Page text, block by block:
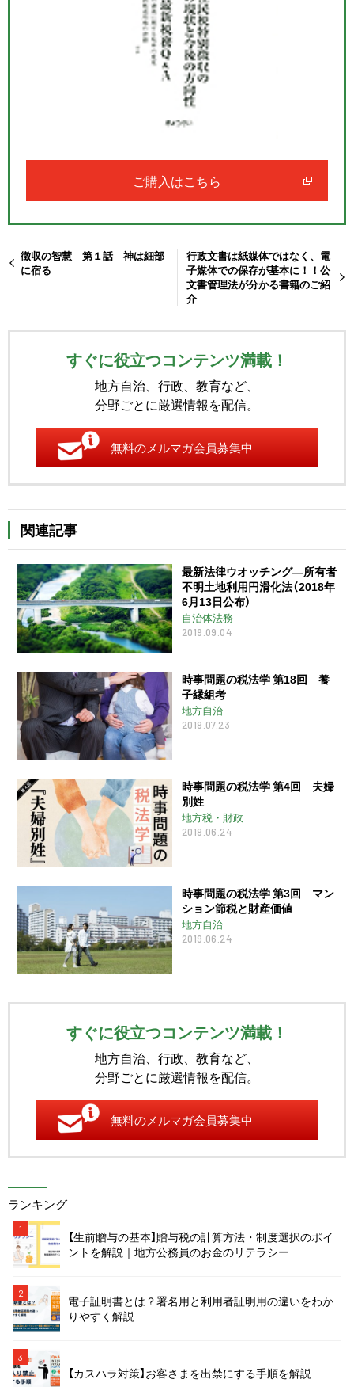
ご購入はこちら
徴収の智慧 第１話 神は細部
に宿る
行政文書は紙媒体ではなく、電
子媒体での保存が基本に！！公
文書管理法が分かる書籍のご紹
介
すぐに役立つコンテンツ満載！
地方自治、行政、教育など、
分野ごとに厳選情報を配信。
無料のメルマガ会員募集中
関連記事
最新法律ウオッチング―所有者
不明土地利用円滑化法（2018年
6月13日公布）
自治体法務
2019.09.04
時事問題の税法学 第18回 養
子縁組考
地方自治
2019.07.23
時事問題の税法学 第4回 夫婦
別姓
地方税・財政
2019.06.24
時事問題の税法学 第3回 マン
ション節税と財産価値
地方自治
2019.06.24
すぐに役立つコンテンツ満載！
地方自治、行政、教育など、
分野ごとに厳選情報を配信。
無料のメルマガ会員募集中
ランキング
1
【生前贈与の基本】贈与税の計算方法・制度選択のポイ
ントを解説｜地方公務員のお金のリテラシー
2
電子証明書とは？署名用と利用者証明用の違いをわか
りやすく解説
3
【カスハラ対策】お客さまを出禁にする手順を解説